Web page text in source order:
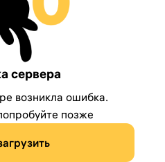
сервера
возникла ошибка.
позже